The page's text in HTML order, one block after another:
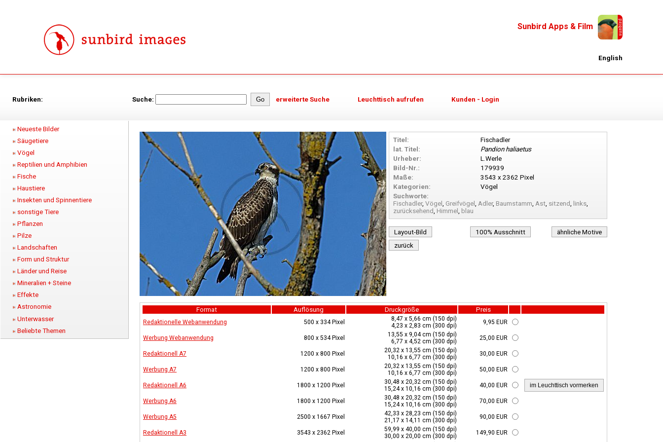
Sunbird Apps & Film
English
Rubriken: Suche: erweiterte Suche Leuchttisch aufrufen Kunden - Login
Neueste Bilder
Säugetiere
Vögel
Reptilien und Amphibien
Fische
Haustiere
Insekten und Spinnentiere
sonstige Tiere
Pflanzen
Pilze
Landschaften
Form und Struktur
Länder und Reise
Mineralien + Steine
Effekte
Astronomie
Unterwasser
Beliebte Themen
Titel:
Fischadler
lat. Titel:
Pandion haliaetus
Urheber:
L.Werle
Bild-Nr.:
179939
Maße:
3543 x 2362 Pixel
Kategorien:
Vögel
Suchworte:
Fischadler, Vögel , Greifvögel , Adler, Baumstamm, Ast, sitzend, links,
zurücksehend, Himmel , blau
Layout-Bild 100% Ausschnitt
ähnliche Motive
zurück
Format Auflösung Druckgröße Preis
Redaktionelle Webanwendung 500 x 334 Pixel
8,47 x 5,66 cm (150 dpi)
4,23 x 2,83 cm (300 dpi)
9,95 EUR
Werbung Webanwendung 800 x 534 Pixel
13,55 x 9,04 cm (150 dpi)
6,77 x 4,52 cm (300 dpi)
25,00 EUR
Redaktionell A7 1200 x 800 Pixel
20,32 x 13,55 cm (150 dpi)
10,16 x 6,77 cm (300 dpi)
30,00 EUR
Werbung A7 1200 x 800 Pixel
20,32 x 13,55 cm (150 dpi)
10,16 x 6,77 cm (300 dpi)
50,00 EUR
Redaktionell A6 1800 x 1200 Pixel
30,48 x 20,32 cm (150 dpi)
15,24 x 10,16 cm (300 dpi)
40,00 EUR
Werbung A6 1800 x 1200 Pixel
30,48 x 20,32 cm (150 dpi)
15,24 x 10,16 cm (300 dpi)
70,00 EUR
Werbung A5 2500 x 1667 Pixel
42,33 x 28,23 cm (150 dpi)
21,17 x 14,11 cm (300 dpi)
90,00 EUR
Redaktionell A3 3543 x 2362 Pixel
59,99 x 40,00 cm (150 dpi)
30,00 x 20,00 cm (300 dpi)
149,90 EUR